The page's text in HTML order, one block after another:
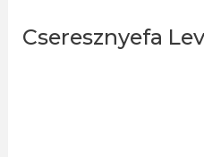
Cseresznyefa